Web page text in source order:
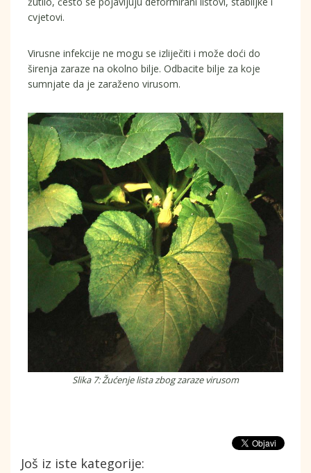
cvjetovi.
Virusne infekcije ne mogu se izliječiti i može doći do
širenja zaraze na okolno bilje. Odbacite bilje za koje
sumnjate da je zaraženo virusom.
Slika 7: Žućenje lista zbog zaraze virusom
Još iz iste kategorije: